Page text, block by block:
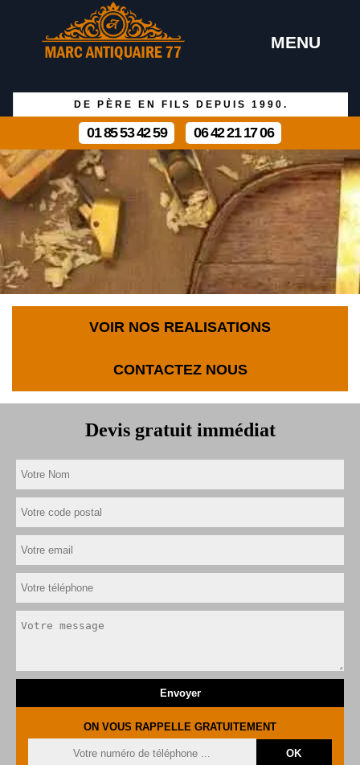
MENU
DE PÈRE EN FILS DEPUIS 1990.
01 85 53 42 59 06 42 21 17 06
VOIR NOS REALISATIONS
CONTACTEZ NOUS
Devis gratuit immédiat
ON VOUS RAPPELLE GRATUITEMENT